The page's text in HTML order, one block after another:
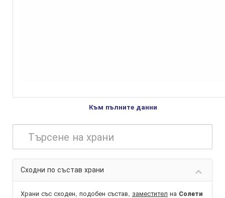
Към пълните данни
Сходни по състав храни
Храни със сходен, подобен състав, заместител на Солети